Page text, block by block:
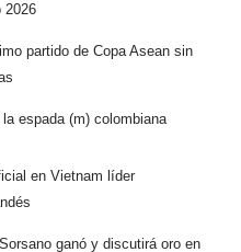
2026
partido de Copa Asean sin
espada (m) colombiana
en Vietnam líder
ganó y discutirá oro en